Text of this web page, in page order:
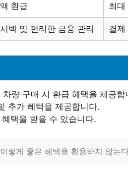
환급 최대
백 및 편리한 금융 관리 결제
량 구매 시 환급 혜택을 제공합
추가 혜택을 제공합니다.
택을 받을 수 있습니다.
렇게 좋은 혜택을 활용하지 않는